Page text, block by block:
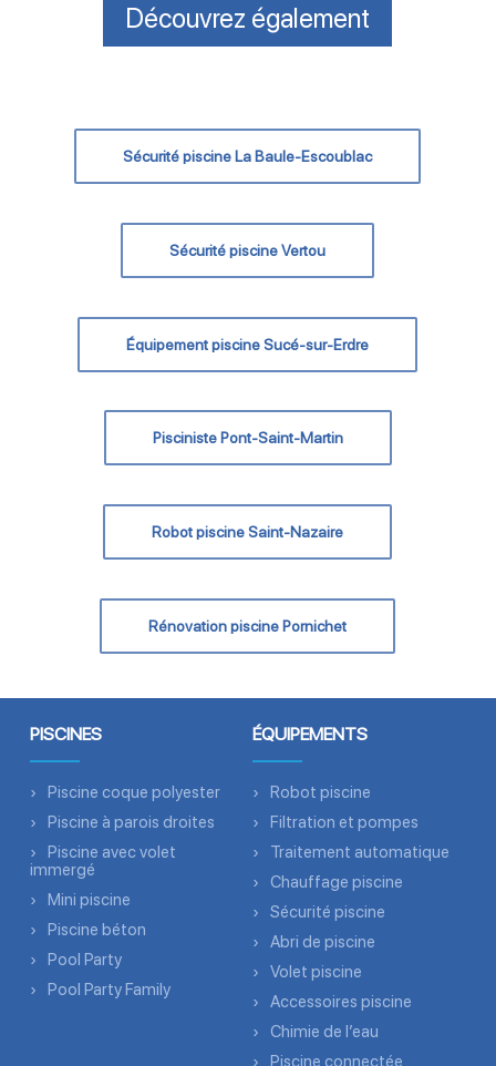
Découvrez également
Sécurité piscine La Baule-Escoublac
Sécurité piscine Vertou
Équipement piscine Sucé-sur-Erdre
Pisciniste Pont-Saint-Martin
Robot piscine Saint-Nazaire
Rénovation piscine Pornichet
PISCINES
Piscine coque polyester
Piscine à parois droites
Piscine avec volet
immergé
Mini piscine
Piscine béton
Pool Party
Pool Party Family
ÉQUIPEMENTS
Robot piscine
Filtration et pompes
Traitement automatique
Chauffage piscine
Sécurité piscine
Abri de piscine
Volet piscine
Accessoires piscine
Chimie de l’eau
Piscine connectée